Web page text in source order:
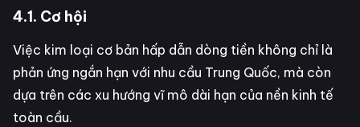
4.1. Cơ hội
Việc kim loại cơ bản hấp dẫn dòng tiền không chỉ là
phản ứng ngắn hạn với nhu cầu Trung Quốc, mà còn
dựa trên các xu hướng vĩ mô dài hạn của nền kinh tế
toàn cầu.